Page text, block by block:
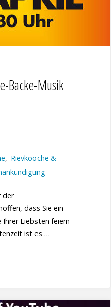
Backe-Musik
, Rievkooche &
der
dass Sie ein
Liebsten feiern
ist es …